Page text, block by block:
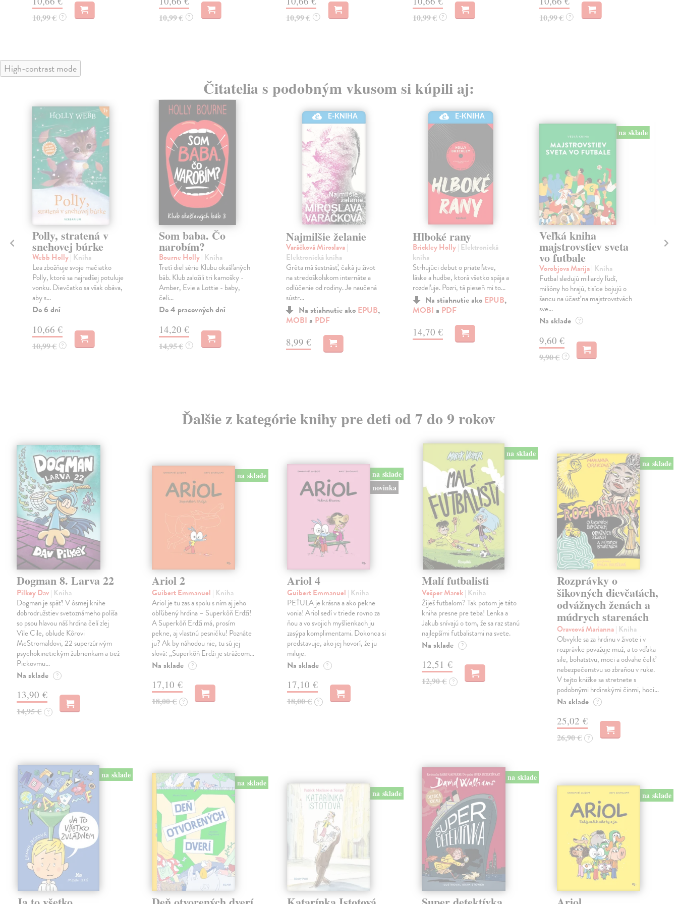
10,99 € ? 10,99 € ? 10,99 € ? 10,99 € ? 10,99 € ?
High-contrast mode
Čitatelia s podobným vkusom si kúpili aj:
Polly, stratená v
snehovej búrke
Webb Holly| Kniha
Lea zbožňuje svoje mačiatko
Polly, ktoré sa najradšej potuluje
vonku. Dievčatko sa však obáva,
aby s...
Do 6 dní
10,66 €
10,99 € ?
Som baba. Čo
narobím?
Bourne Holly| Kniha
Tretí diel série Klubu okašľaných
báb. Klub založili tri kamošky -
Amber, Evie a Lottie - baby,
čeli...
Do 4 pracovných dní
14,20 €
14,95 € ?
E-KNIHA
Najmilšie želanie
Varáčková Miroslava|
Elektronická kniha
Gréta má šestnásť, čaká ju život
na stredoškolskom internáte a
odlúčenie od rodiny. Je naučená
sústr...
Na stiahnutie ako EPUB,
MOBI a PDF
8,99 €
E-KNIHA
Hlboké rany
Brickley Holly| Elektronická
kniha
Strhujúci debut o priateľstve,
láske a hudbe, ktorá všetko spája a
rozdeľuje. Pozri, tá pieseň mi to...
Na stiahnutie ako EPUB,
MOBI a PDF
14,70 €
na sklade
Veľká kniha
majstrovstiev sveta
vo futbale
Vorobjova Marija| Kniha
Futbal sledujú miliardy ľudí,
milióny ho hrajú, tisíce bojujú o
šancu na účasť na majstrovstvách
sve...
Na sklade ?
9,60 €
9,90 € ?
Ďalšie z kategórie knihy pre deti od 7 do 9 rokov
Dogman 8. Larva 22
Pilkey Dav| Kniha
Dogman je späť! V ôsmej knihe
dobrodružstiev svetoznámeho poliša
so psou hlavou náš hrdina čelí zlej
Víle Cile, oblude Kôrovi
McStromaldovi, 22 superzúrivým
psychokinetickým žubrienkam a tiež
Pickovmu…
Na sklade ?
13,90 €
14,95 € ?
na sklade
Ariol 2
Guibert Emmanuel | Kniha
Ariol je tu zas a spolu s ním aj jeho
obľúbený hrdina – Superkôň Erdži!
A Superkôň Erdži má, prosím
pekne, aj vlastnú pesničku! Poznáte
ju? Ak by náhodou nie, tu sú jej
slová: „Superkôň Erdži je strážcom…
Na sklade ?
17,10 €
18,00 € ?
na sklade
novinka
Ariol 4
Guibert Emmanuel | Kniha
PEŤULA je krásna a ako pekne
vonia! Ariol sedí v triede rovno za
ňou a vo svojich myšlienkach ju
zasýpa komplimentami. Dokonca si
predstavuje, ako jej hovorí, že ju
miluje.
Na sklade ?
17,10 €
18,00 € ?
na sklade
Malí futbalisti
Vešper Marek| Kniha
Žiješ futbalom? Tak potom je táto
kniha presne pre teba! Lenka a
Jakub snívajú o tom, že sa raz stanú
najlepšími futbalistami na svete.
Na sklade ?
12,51 €
12,90 € ?
na sklade
Rozprávky o
šikovných dievčatách,
odvážnych ženách a
múdrych starenách
Oravcová Marianna| Kniha
Obvykle sa za hrdinu v živote i v
rozprávke považuje muž, a to vďaka
sile, bohatstvu, moci a odvahe čeliť
nebezpečenstvu so zbraňou v ruke.
V tejto knižke sa stretnete s
podobnými hrdinskými činmi, hoci…
Na sklade ?
25,02 €
26,90 € ?
na sklade
na sklade
na sklade
na sklade
na sklade